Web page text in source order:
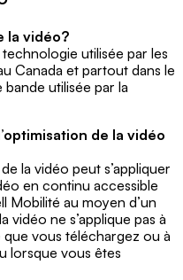
la vidéo?
utilisée par les
Canada et partout dans le
utilisée par la
de la vidéo
la vidéo peut s’appliquer
en continu accessible
Mobilité au moyen d’un
vidéo ne s’applique pas à
vous téléchargez ou à
lorsque vous êtes